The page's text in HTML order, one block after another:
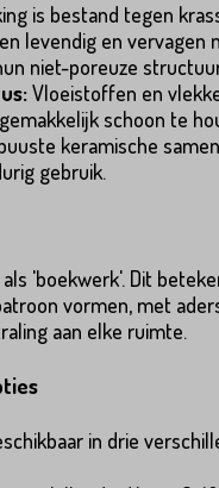
is bestand tegen
levendig en vervagen
niet-poreuze
Vloeistoffen en
schoon te
keramische
gebruik.
'boekwerk'. Dit
vormen, met
aan elke ruimte.
in drie
Voornaam*
Emailadres*
Emailadres*
Land*
Huisnummer*